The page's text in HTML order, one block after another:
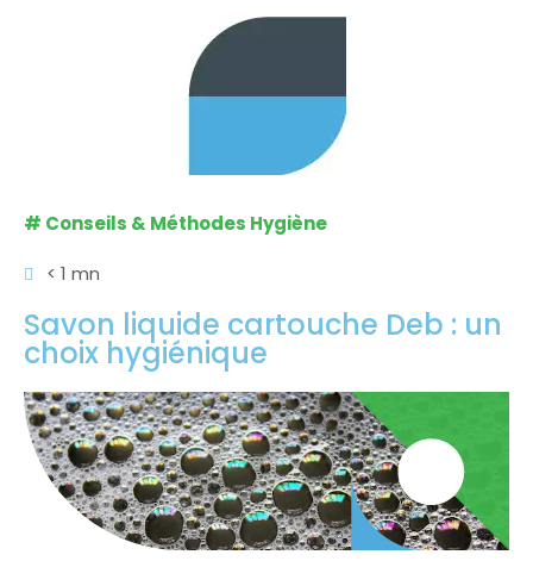
# Conseils & Méthodes Hygiène
< 1 mn
Savon liquide cartouche Deb : un
choix hygiénique